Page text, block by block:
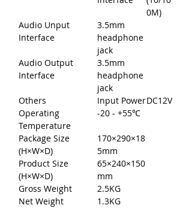
0M)
Audio Unput
Interface
3.5mm
headphone
jack
Audio Output
Interface
3.5mm
headphone
jack
Others
Input PowerDC12V
Operating
Temperature
-20 - +55℃
Package Size
(H×W×D)
170×290×18
5mm
Product Size
(H×W×D)
65×240×150
mm
Gross Weight
2.5KG
Net Weight
1.3KG